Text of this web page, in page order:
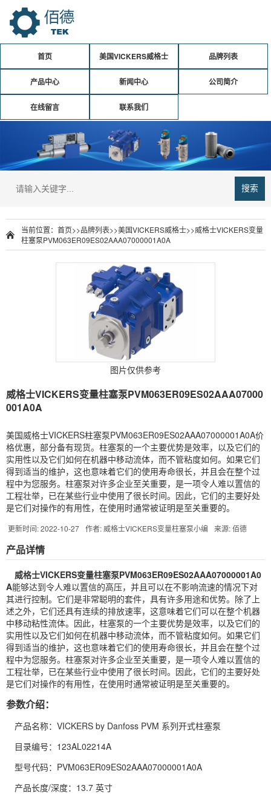
首页 美国VICKERS威格士 品牌列表
产品中心 新闻中心 公司简介
在线留言 联系我们
搜索
当前位置： 首页>>品牌列表>>美国VICKERS威格士>>威格士VICKERS变量
柱塞泵PVM063ER09ES02AAA07000001A0A
图片仅供参考
威格士VICKERS变量柱塞泵PVM063ER09ES02AAA07000
001A0A
美国威格士VICKERS柱塞泵PVM063ER09ES02AAA07000001A0A价
格优惠，部分备有现货。柱塞泵的一个主要优势是效率，以及它们的
实用性以及它们如何在机器中移动流体，而不管粘度如何。如果它们
得到适当的维护，这也意味着它们的使用寿命很长，并且会在整个过
程中为您服务。柱塞泵对许多企业至关重要，是一项令人难以置信的
工程壮举，已在某些行业中使用了很长时间。因此，它们的主要好处
是它们对操作的有用性，在使用时通常被证明是至关重要的。
更新时间: 2022-10-27 作者: 威格士VICKERS变量柱塞泵小编 来源: 佰德
产品详情
威格士VICKERS变量柱塞泵PVM063ER09ES02AAA07000001A0
A能够达到令人难以置信的高压，并且可以在不影响流速的情况下对
其进行控制。它们是非常聪明的套件，具有许多用途和优势。除了上
述之外，它们还具有连续的排放速率，这意味着它们可以在整个机器
中移动粘性流体。因此，柱塞泵的一个主要优势是效率，以及它们的
实用性以及它们如何在机器中移动流体，而不管粘度如何。如果它们
得到适当的维护，这也意味着它们的使用寿命很长，并且会在整个过
程中为您服务。柱塞泵对许多企业至关重要，是一项令人难以置信的
工程壮举，已在某些行业中使用了很长时间。因此，它们的主要好处
是它们对操作的有用性，在使用时通常被证明是至关重要的。
参数介绍：
产品名称：VICKERS by Danfoss PVM 系列开式柱塞泵
目录编号：123AL02214A
型号代码：PVM063ER09ES02AAA07000001A0A
产品长度/深度：13.7 英寸